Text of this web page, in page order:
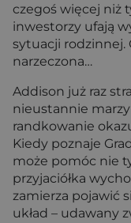
czegoś więcej niż
inwestorzy ufają
sytuacji rodzinnej.
narzeczona…
Addison już raz
nieustannie
randkowanie
Kiedy poznaje
może pomóc nie
przyjaciółka
zamierza pojawić
układ – udawany